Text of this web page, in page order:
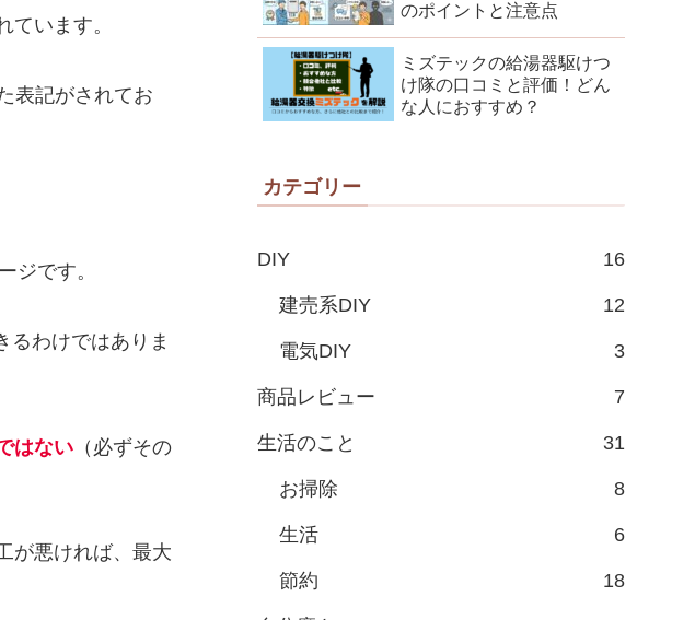
います。
表記がされてお
ジです。
るわけではありま
はない （必ずその
が悪ければ、最大
のポイントと注意点
ミズテックの給湯器駆けつ
け隊の口コミと評価！どん
な人におすすめ？
カテゴリー
DIY 16
建売系DIY 12
電気DIY 3
商品レビュー 7
生活のこと 31
お掃除 8
生活 6
節約 18